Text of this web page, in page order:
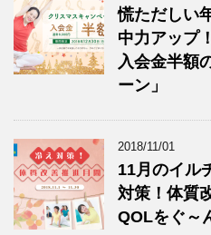
慌ただしい
中力アップ
入会金半額
ーン」
2018/11/01
11月のイル
対策！体質
QOLをぐ～